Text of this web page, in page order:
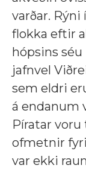
varðar.
flokka eftir
hópsins
jafnvel
sem eldri
á endanum
Píratar
ofmetnir
var ekki